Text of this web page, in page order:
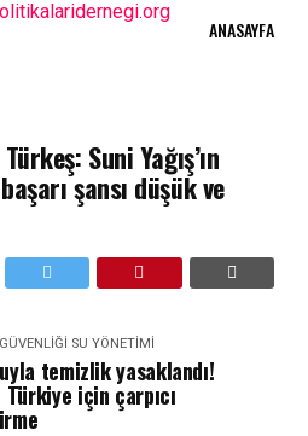
ANASAYFA
Suni Yağış’ın
şansı düşük ve
SU YÖNETIMI
temizlik yasaklandı!
Türkiye için çarpıcı